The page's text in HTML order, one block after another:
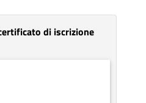
di iscrizione